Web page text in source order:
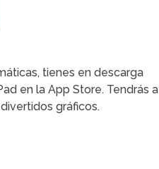
tienes en descarga
en la App Store. Tendrás a
gráficos.